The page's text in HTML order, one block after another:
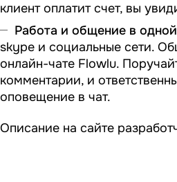
клиент оплатит счет, вы
Работа и общение в
skype и социальные сети.
онлайн-чате Flowlu.
комментарии, и
оповещение в чат.
Описание на сайте